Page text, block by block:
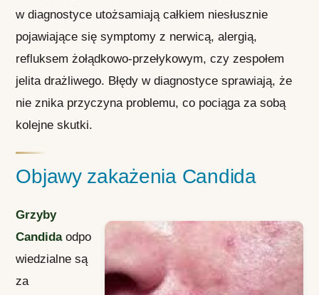
w diagnostyce utożsamiają całkiem niesłusznie
pojawiające się symptomy z nerwicą, alergią,
refluksem żołądkowo-przełykowym, czy zespołem
jelita drażliwego. Błędy w diagnostyce sprawiają, że
nie znika przyczyna problemu, co pociąga za sobą
kolejne skutki.
Objawy zakażenia Candida
Grzyby
Candidaodpo
wiedzialne są
za